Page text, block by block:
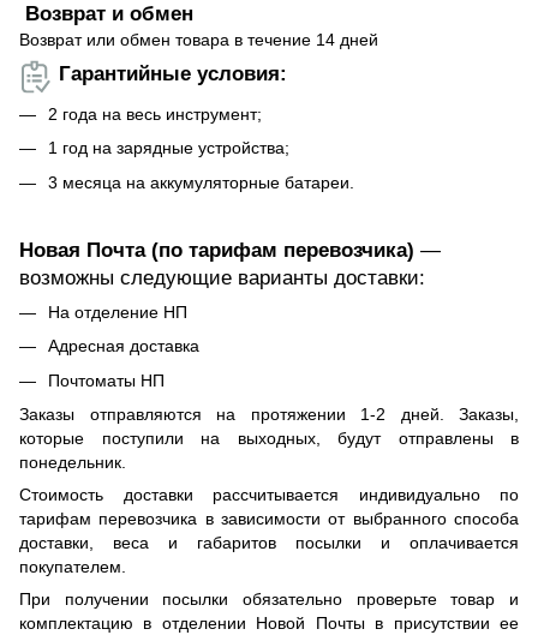
Возврат и обмен
Возврат или обмен товара в течение 14 дней
Гарантийные условия:
2 года на весь инструмент;
1 год на зарядные устройства;
3 месяца на аккумуляторные батареи.
Новая Почта (по тарифам перевозчика) —
возможны следующие варианты доставки:
На отделение НП
Адресная доставка
Почтоматы НП
Заказы отправляются на протяжении 1-2 дней. Заказы,
которые поступили на выходных, будут отправлены в
понедельник.
Стоимость доставки рассчитывается индивидуально по
тарифам перевозчика в зависимости от выбранного способа
доставки, веса и габаритов посылки и оплачивается
покупателем.
При получении посылки обязательно проверьте товар и
комплектацию в отделении Новой Почты в присутствии ее